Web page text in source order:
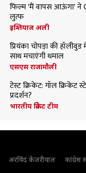
फिल्म 'मैं वापस आऊंगा' ने
लुत्फ
इम्तियाज अली
प्रियंका चोपड़ा की
साथ मचाएंगी धमाल
एसएस राजामौली
टेस्ट क्रिकेट: गॉल क्रिकेट
प्रदर्शन?
भारतीय क्रिकेट टीम
अरविंद केजरीवाल कांग्रेस